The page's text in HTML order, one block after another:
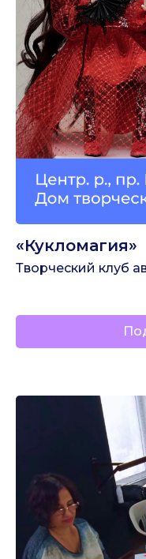
«Кукломагия»
Творческий клуб